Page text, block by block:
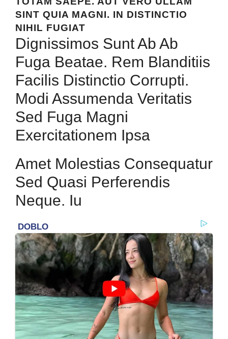
SINT QUIA MAGNI. IN DISTINCTIO
NIHIL FUGIAT
Dignissimos Sunt Ab Ab
Fuga Beatae. Rem Blanditiis
Facilis Distinctio Corrupti.
Modi Assumenda Veritatis
Sed Fuga Magni
Exercitationem Ipsa
Amet Molestias Consequatur
Sed Quasi Perferendis
Neque. Iu